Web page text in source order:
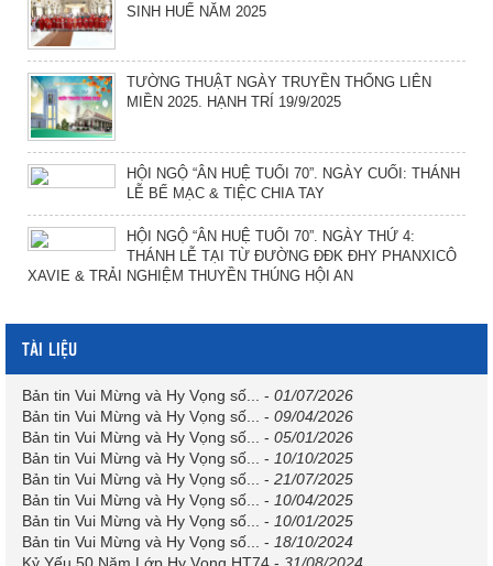
SINH HUẾ NĂM 2025
TƯỜNG THUẬT NGÀY TRUYỀN THỐNG LIÊN
MIỀN 2025. HẠNH TRÍ 19/9/2025
HỘI NGỘ “ÂN HUỆ TUỔI 70”. NGÀY CUỐI: THÁNH
LỄ BẾ MẠC & TIỆC CHIA TAY
HỘI NGỘ “ÂN HUỆ TUỔI 70”. NGÀY THỨ 4:
THÁNH LỄ TẠI TỪ ĐƯỜNG ĐĐK ĐHY PHANXICÔ
XAVIE & TRẢI NGHIỆM THUYỀN THÚNG HỘI AN
TÀI LIỆU
Bản tin Vui Mừng và Hy Vọng số... - 01/07/2026
Bản tin Vui Mừng và Hy Vọng số...
- 09/04/2026
Bản tin Vui Mừng và Hy Vọng số...
- 05/01/2026
Bản tin Vui Mừng và Hy Vọng số...
- 10/10/2025
Bản tin Vui Mừng và Hy Vọng số...
- 21/07/2025
Bản tin Vui Mừng và Hy Vọng số...
- 10/04/2025
Bản tin Vui Mừng và Hy Vọng số...
- 10/01/2025
Bản tin Vui Mừng và Hy Vọng số...
- 18/10/2024
Kỷ Yếu 50 Năm Lớp Hy Vọng HT74 - 31/08/2024